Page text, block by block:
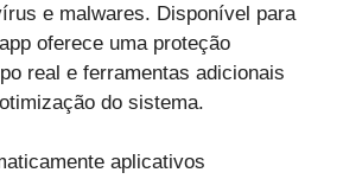
e malwares. Disponível para
oferece uma proteção
real e ferramentas adicionais
do sistema.
aplicativos